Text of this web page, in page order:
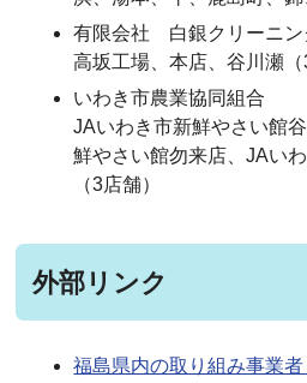
有限会社 白銀クリーニン
高坂工場、本店、谷川瀬（
いわき市農業協同組合
JAいわき市新鮮やさい館
鮮やさい館勿来店、JAい
（3店舗）
外部リンク
福島県内の取り組み事業者